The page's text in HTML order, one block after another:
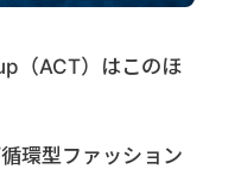
（ACT）はこのほ
環型ファッション